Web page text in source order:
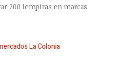
200 lempiras en marcas